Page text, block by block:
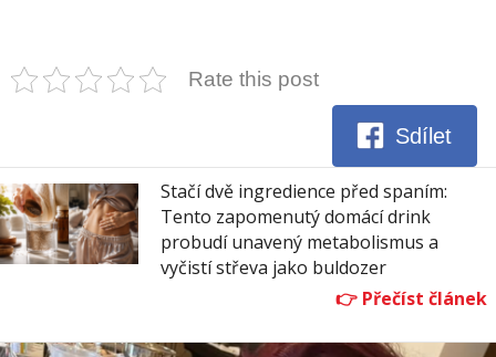
Rate this post
Sdílet
Stačí dvě ingredience před spaním:
Tento zapomenutý domácí drink
probudí unavený metabolismus a
vyčistí střeva jako buldozer